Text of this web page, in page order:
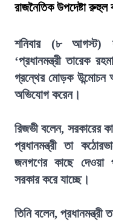
রাজনৈতিক উপদেষ্টা রুহুল
শনিবার (৮ আগস্ট)
‘প্রধানমন্ত্রী তারেক
গ্রন্থের মোড়ক উন্মোচন
অভিযোগ করেন।
রিজভী বলেন, সরকারের
প্রধানমন্ত্রী তা
জনগণের কাছে দেওয়া
সরকার করে যাচ্ছে।
তিনি বলেন,